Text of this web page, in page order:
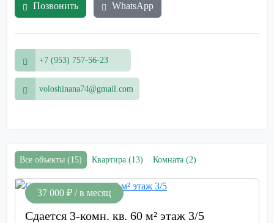
Позвонить WhatsApp
+7 (953) 757-56-23
voloshinana74@gmail.com
Все объекты (15) Квартира (13) Комната (2)
37 000 ₽ / в месяц
Сдается 3-комн. кв. 60 м² этаж 3/5